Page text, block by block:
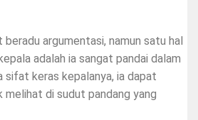
argumentasi, namun satu hal
adalah ia sangat pandai dalam
sifat keras kepalanya, ia dapat
melihat di sudut pandang yang